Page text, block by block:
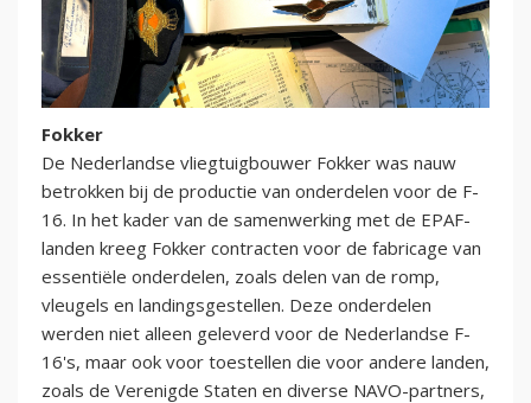
Fokker
De Nederlandse vliegtuigbouwer Fokker was nauw
betrokken bij de productie van onderdelen voor de F-
16. In het kader van de samenwerking met de EPAF-
landen kreeg Fokker contracten voor de fabricage van
essentiële onderdelen, zoals delen van de romp,
vleugels en landingsgestellen. Deze onderdelen
werden niet alleen geleverd voor de Nederlandse F-
16's, maar ook voor toestellen die voor andere landen,
zoals de Verenigde Staten en diverse NAVO-partners,